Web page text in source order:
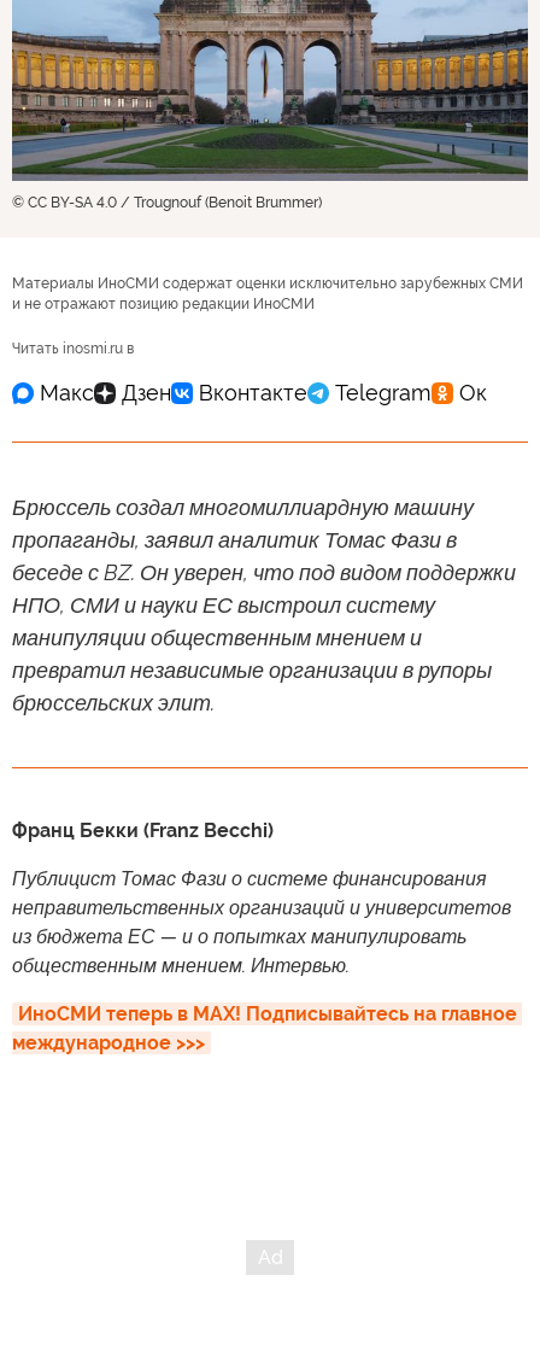
© CC BY-SA 4.0 / Trougnouf (Benoit Brummer)
Материалы ИноСМИ содержат оценки исключительно зарубежных СМИ
и не отражают позицию редакции ИноСМИ
Читать inosmi.ru в
Брюссель создал многомиллиардную машину
пропаганды, заявил аналитик Томас Фази в
беседе с BZ. Он уверен, что под видом поддержки
НПО, СМИ и науки ЕС выстроил систему
манипуляции общественным мнением и
превратил независимые организации в рупоры
брюссельских элит.
Франц Бекки (Franz Becchi)
Публицист Томас Фази о системе финансирования
неправительственных организаций и университетов
из бюджета ЕС — и о попытках манипулировать
общественным мнением. Интервью.
ИноСМИ теперь в MAX! Подписывайтесь на главное
международное >>>